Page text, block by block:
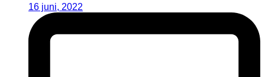
16 juni, 2022